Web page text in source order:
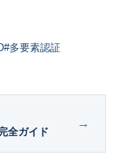
#多要素認証
全ガイド
→